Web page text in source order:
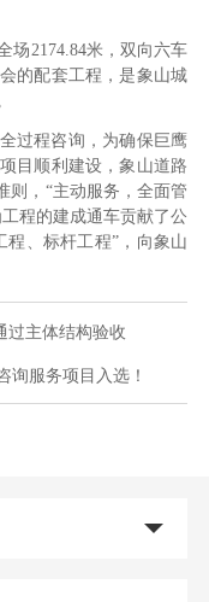
场2174.84米，双向六车
的配套工程，是象山城
过程咨询，为确保巨鹰
目顺利建设，象山道路
则，“主动服务，全面管
程的建成通车贡献了公
程、标杆工程”，向象山
过主体结构验收
询服务项目入选！